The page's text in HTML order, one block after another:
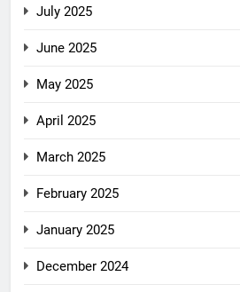
July 2025
June 2025
May 2025
April 2025
March 2025
February 2025
January 2025
December 2024